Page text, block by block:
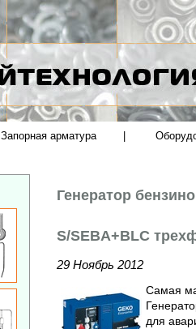
Запорная арматура
Генератор
S/SEBA+BLC
29 Ноябрь 2012
Самая
для